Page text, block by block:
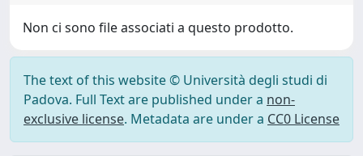
Non ci sono file associati a questo prodotto.
The text of this website © Università degli studi di
Padova. Full Text are published under a non-
exclusive license. Metadata are under a CC0 License